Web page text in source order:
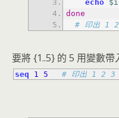
echo $i
done
# 印出 1
要將 {1..5} 的 5 用變數
seq 1 5 # 印出 1 2 3